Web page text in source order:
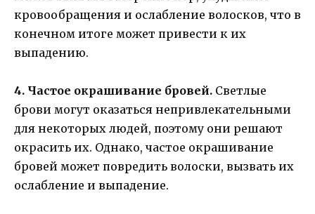
кровообращения и ослабление волосков, что в
конечном итоге может привести к их
выпадению.
4. Частое окрашивание бровей. Светлые
брови могут оказаться непривлекательными
для некоторых людей, поэтому они решают
окрасить их. Однако, частое окрашивание
бровей может повредить волоски, вызвать их
ослабление и выпадение.